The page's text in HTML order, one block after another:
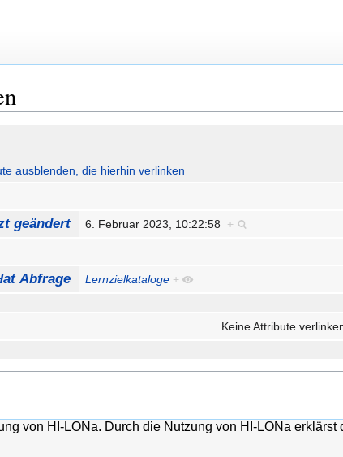
ausblenden, die hierhin verlinken
geändert 6. Februar 2023, 10:22:58 +
Abfrage Lernzielkataloge +
Keine Attribute
von HI-LONa. Durch die Nutzung von HI-LONa